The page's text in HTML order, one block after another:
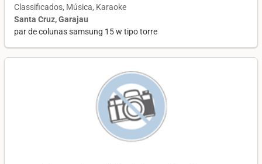
Classificados Música Karaoke
Santa Cruz, Garajau
par de colunas samsung 15 w tipo torre